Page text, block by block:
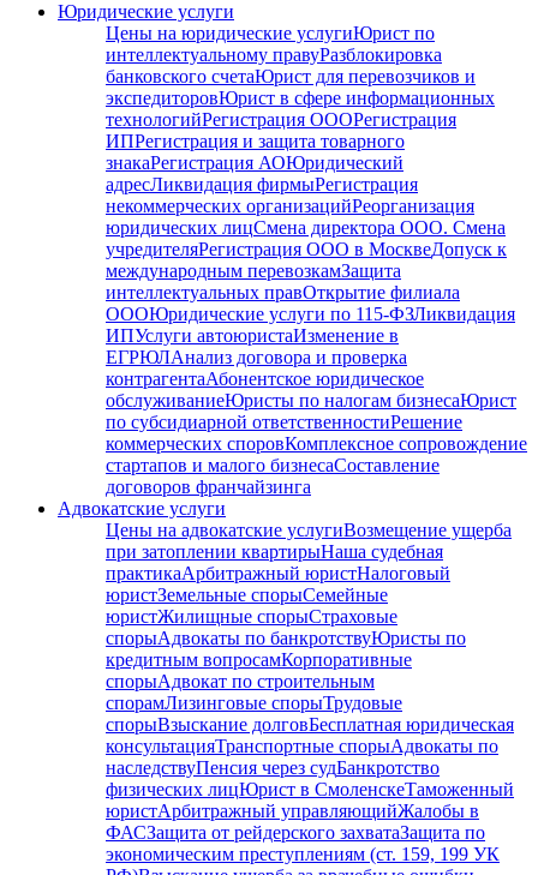
Юридические услуги
Цены на юридические услугиЮрист по
интеллектуальному правуРазблокировка
банковского счетаЮрист для перевозчиков и
экспедиторовЮрист в сфере информационных
технологийРегистрация ОООРегистрация
ИПРегистрация и защита товарного
знакаРегистрация АОЮридический
адресЛиквидация фирмыРегистрация
некоммерческих организацийРеорганизация
юридических лицСмена директора ООО. Смена
учредителяРегистрация ООО в МосквеДопуск к
международным перевозкамЗащита
интеллектуальных правОткрытие филиала
ОООЮридические услуги по 115-ФЗЛиквидация
ИПУслуги автоюристаИзменение в
ЕГРЮЛАнализ договора и проверка
контрагентаАбонентское юридическое
обслуживаниеЮристы по налогам бизнесаЮрист
по субсидиарной ответственностиРешение
коммерческих споровКомплексное сопровождение
стартапов и малого бизнесаСоставление
договоров франчайзинга
Адвокатские услуги
Цены на адвокатские услугиВозмещение ущерба
при затоплении квартирыНаша судебная
практикаАрбитражный юристНалоговый
юристЗемельные спорыСемейные
юристЖилищные спорыСтраховые
спорыАдвокаты по банкротствуЮристы по
кредитным вопросамКорпоративные
спорыАдвокат по строительным
спорамЛизинговые спорыТрудовые
спорыВзыскание долговБесплатная юридическая
консультацияТранспортные спорыАдвокаты по
наследствуПенсия через судБанкротство
физических лицЮрист в СмоленскеТаможенный
юристАрбитражный управляющийЖалобы в
ФАСЗащита от рейдерского захватаЗащита по
экономическим преступлениям (ст. 159, 199 УК